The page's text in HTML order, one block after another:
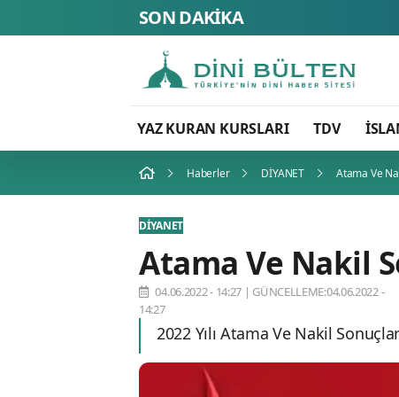
SON DAKİKA
YAZ KURAN KURSLARI TDV
Haberler DİYANET Atama Ve
DİYANET
Atama Ve Nakil
04.06.2022 - 14:27 | GÜNCELLEME:04.06.2022 -
14:27
2022 Yılı Atama Ve Nakil